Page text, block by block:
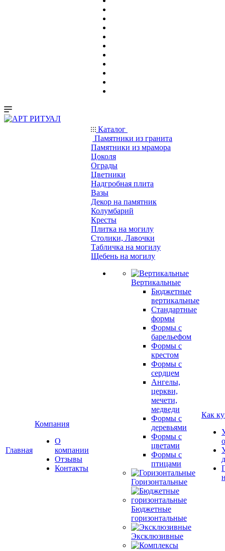
Главная
Компания
О
компании
Отзывы
Контакты
Каталог
Памятники из гранита
Памятники из мрамора
Цоколя
Ограды
Цветники
Надгробная плита
Вазы
Декор на памятник
Колумбарий
Кресты
Плитка на могилу
Столики, Лавочки
Табличка на могилу
Щебень на могилу
Вертикальные
Бюджетные
вертикальные
Стандартные
формы
Формы с
барельефом
Формы с
крестом
Формы с
сердцем
Ангелы,
церкви,
мечети,
медведи
Формы с
деревьями
Формы с
цветами
Формы с
птицами
Горизонтальные
Бюджетные
горизонтальные
Эксклюзивные
Как